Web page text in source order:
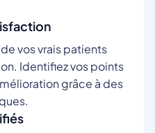
vos vrais patients
Identifiez vos points
grâce à des